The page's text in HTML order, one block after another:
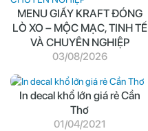
MENU GIẤY KRAFT ĐÓNG
LÒ XO – MỘC MẠC, TINH TẾ
VÀ CHUYÊN NGHIỆP
03/08/2026
In decal khổ lớn giá rẻ Cần
Thơ
01/04/2021